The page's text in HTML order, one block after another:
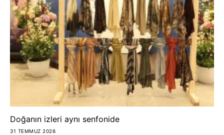
Doğanın izleri aynı senfonide
31 TEMMUZ 2026